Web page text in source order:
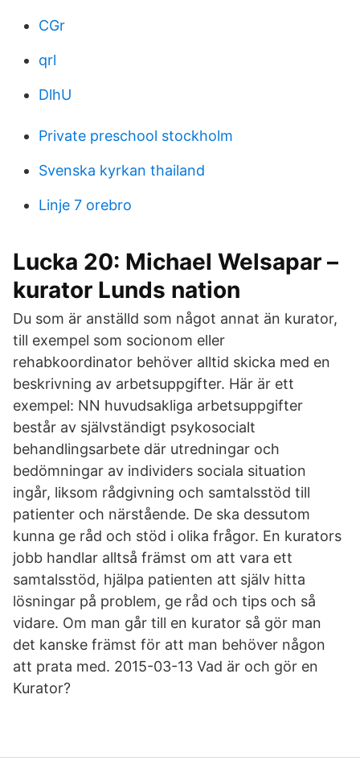
CGr
qrl
DlhU
Private preschool stockholm
Svenska kyrkan thailand
Linje 7 orebro
Lucka 20: Michael Welsapar –
kurator Lunds nation
Du som är anställd som något annat än kurator,
till exempel som socionom eller
rehabkoordinator behöver alltid skicka med en
beskrivning av arbetsuppgifter. Här är ett
exempel: NN huvudsakliga arbetsuppgifter
består av självständigt psykosocialt
behandlingsarbete där utredningar och
bedömningar av individers sociala situation
ingår, liksom rådgivning och samtalsstöd till
patienter och närstående. De ska dessutom
kunna ge råd och stöd i olika frågor. En kurators
jobb handlar alltså främst om att vara ett
samtalsstöd, hjälpa patienten att själv hitta
lösningar på problem, ge råd och tips och så
vidare. Om man går till en kurator så gör man
det kanske främst för att man behöver någon
att prata med. 2015-03-13 Vad är och gör en
Kurator?